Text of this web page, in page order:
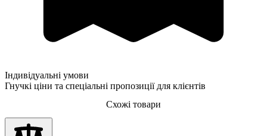
Індивідуальні умови
Гнучкі ціни та спеціальні пропозиції для клієнтів
Схожі товари